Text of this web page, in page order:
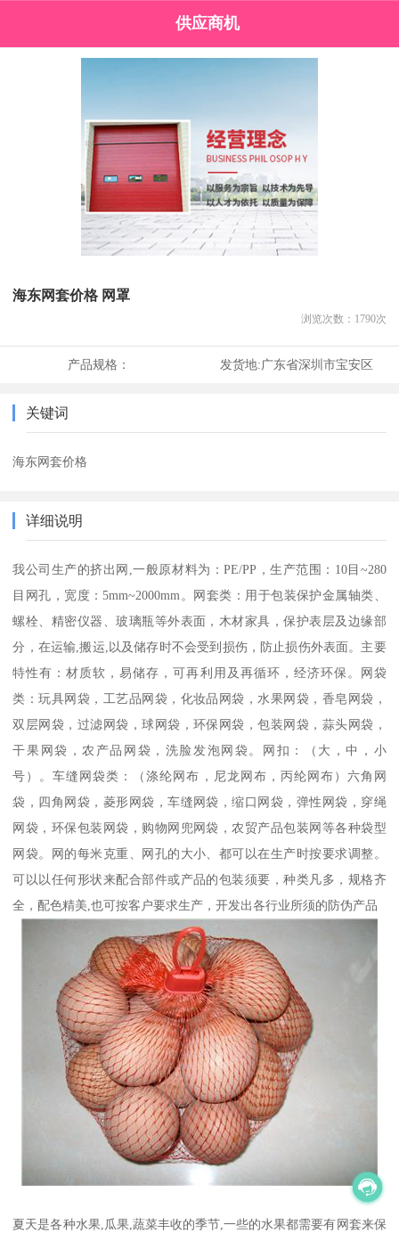
供应商机
海东网套价格 网罩
浏览次数： 1790次
产品规格： 发货地:广东省深圳市宝安区
关键词
海东网套价格
详细说明
我公司生产的挤出网,一般原材料为：PE/PP，生产范围：10目~280
目网孔，宽度：5mm~2000mm。网套类：用于包装保护金属轴类、
螺栓、精密仪器、玻璃瓶等外表面，木材家具，保护表层及边缘部
分，在运输,搬运,以及储存时不会受到损伤，防止损伤外表面。主要
特性有：材质软，易储存，可再利用及再循环，经济环保。网袋
类：玩具网袋，工艺品网袋，化妆品网袋，水果网袋，香皂网袋，
双层网袋，过滤网袋，球网袋，环保网袋，包装网袋，蒜头网袋，
干果网袋，农产品网袋，洗脸发泡网袋。网扣：（大，中，小
号）。车缝网袋类：（涤纶网布，尼龙网布，丙纶网布）六角网
袋，四角网袋，菱形网袋，车缝网袋，缩口网袋，弹性网袋，穿绳
网袋，环保包装网袋，购物网兜网袋，农贸产品包装网等各种袋型
网袋。网的每米克重、网孔的大小、都可以在生产时按要求调整。
可以以任何形状来配合部件或产品的包装须要，种类凡多，规格齐
全，配色精美,也可按客户要求生产，开发出各行业所须的防伪产品
夏天是各种水果,瓜果,蔬菜丰收的季节,一些的水果都需要有网套来保